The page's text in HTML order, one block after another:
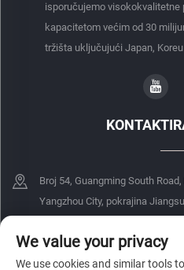
isporučujemo visokokvalitetne
kapacitetom većim od 30
tržišta uključujući Japan, Koreu
Broj 54, Guangming South
Yangzhou City, pokrajina Jiangsu
+86-18068849339
We value your privacy
We use cookies and similar tools